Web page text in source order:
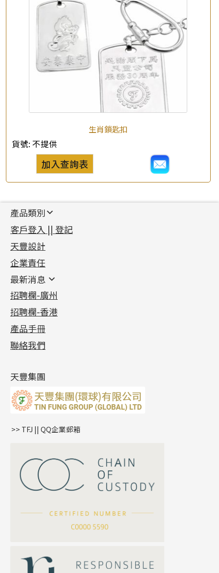
生肖鎖匙扣
貨號: 不提供
加入查詢表
公司名稱
產品類別
新產品
足金系列
足金配件
機織鏈系列
珠仔鏈
镶口链
管狀網鏈
十字車花鏈系列
十字閃O鏈系列
十字錘打鏈系列
側身車花鏈系列
側身鏈系列
雙十字鏈系列
水波鏈系列
蛇骨鏈系列
鏈尾系列
嘴唇鏈系列
S車花鏈系列
珍珠鏈系列
坦克鏈系列
滿天星鏈系列
方假繩鏈系列
首飾配件
耳環類配件
卷迫系列
螺絲迫系列
梅花迫系列
平臺迫系列
綫拍系列
美拍系列
耳環扣系列
耳綫/耳鈎系列
耳環爪頭
耳環
鏈類配件
動感車花吊墜
調節珠系列
生圈扣系列
龍蝦扣系列
鴨俐制系列
字母吊墜
相盒吊墜
項鏈吊墜
生肖吊墜
星座吊墜
珠扣
其他類配件
珠盤系列
袖口鈕系列
焊片及鐳射綫
空心車花管
珠類配件
無孔光身珠
空心光身珠
無孔批花珠
鑲口類
四爪頭系列
六爪頭系列
車花片
動感車花片
鑲口戒指
鑲口手鏈系列
首飾系列
手镯系列
戒指系列
空心耳環
空心车花管首饰链
空心手鐲系列
貴金屬原料
千足金
記憶金屬系列
記憶戒指
拉簧珠珠手鏈
記憶鈦手鐲
客戶登入 || 登記
天豐設計
企業責任
最新消息
最新消息
各項證書(2)
相片集(9)
展覽會資訊
最新產品資訊
招聘欄-廣州
招聘欄-香港
產品手冊
聯絡我們
天豐集團
>> TFJ || QQ企業郵箱